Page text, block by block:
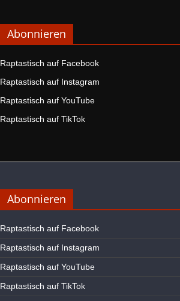
Abonnieren
Raptastisch auf Facebook
Raptastisch auf Instagram
Raptastisch auf YouTube
Raptastisch auf TikTok
Abonnieren
Raptastisch auf Facebook
Raptastisch auf Instagram
Raptastisch auf YouTube
Raptastisch auf TikTok